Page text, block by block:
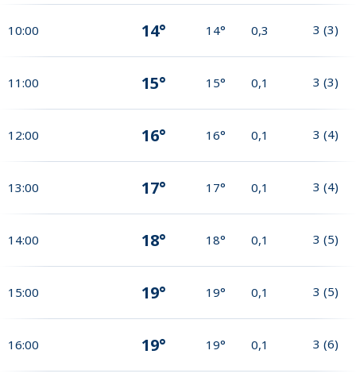
10:00 14° 14° 0,3 3 (3)
11:00 15° 15° 0,1 3 (3)
12:00 16° 16° 0,1 3 (4)
13:00 17° 17° 0,1 3 (4)
14:00 18° 18° 0,1 3 (5)
15:00 19° 19° 0,1 3 (5)
16:00 19° 19° 0,1 3 (6)